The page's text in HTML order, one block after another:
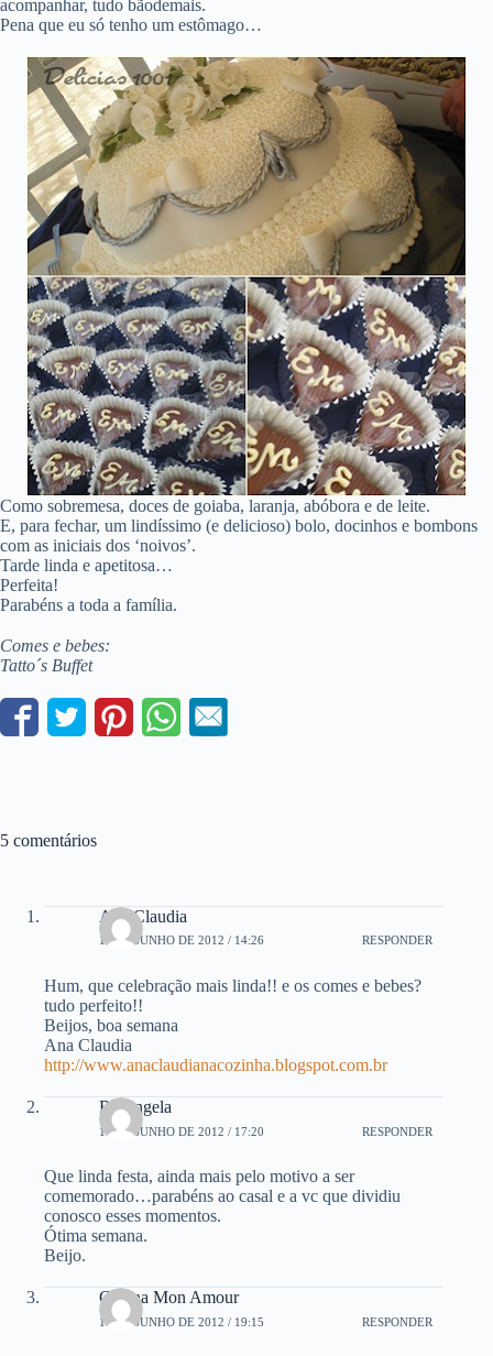
acompanhar, tudo bãodemais.
Pena que eu só tenho um estômago…
Como sobremesa, doces de goiaba, laranja, abóbora e de leite.
E, para fechar, um lindíssimo (e delicioso) bolo, docinhos e bombons
com as iniciais dos ‘noivos’.
Tarde linda e apetitosa…
Perfeita!
Parabéns a toda a família.
Comes e bebes:
Tatto´s Buffet
5 comentários
Ana Claudia
11 DE JUNHO DE 2012 / 14:26 RESPONDER
Hum, que celebração mais linda!! e os comes e bebes?
tudo perfeito!!
Beijos, boa semana
Ana Claudia
http://www.anaclaudianacozinha.blogspot.com.br
Rosangela
11 DE JUNHO DE 2012 / 17:20 RESPONDER
Que linda festa, ainda mais pelo motivo a ser
comemorado…parabéns ao casal e a vc que dividiu
conosco esses momentos.
Ótima semana.
Beijo.
Cucina Mon Amour
11 DE JUNHO DE 2012 / 19:15 RESPONDER